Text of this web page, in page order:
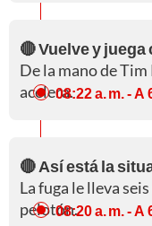
🔴 Vuelve y
De la mano de Tim
acelera.08:22 a. m.- A
🔴 Así está la
La fuga le lleva
pelotón.08:20 a. m.- A